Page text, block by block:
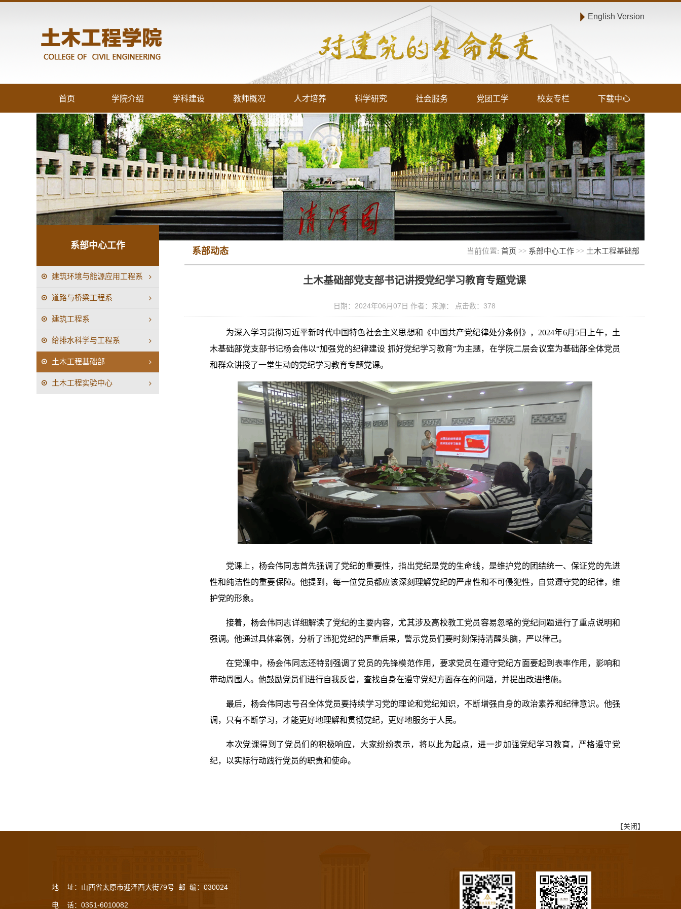
English Version
首页 学院介绍 学科建设 教师概况 人才培养 科学研究 社会服务 党团工学 校友专栏 下载中心
系部中心工作
建筑环境与能源应用工程系
道路与桥梁工程系
建筑工程系
给排水科学与工程系
土木工程基础部
土木工程实验中心
系部动态 当前位置: 首页 >> 系部中心工作 >> 土木工程基础部
土木基础部党支部书记讲授党纪学习教育专题党课
日期：2024年06月07日 作者：来源： 点击数： 378
为深入学习贯彻习近平新时代中国特色社会主义思想和《中国共产党纪律处分条例》，2024年6月5日上午，土
木基础部党支部书记杨会伟以“加强党的纪律建设 抓好党纪学习教育”为主题，在学院二层会议室为基础部全体党员
和群众讲授了一堂生动的党纪学习教育专题党课。
党课上，杨会伟同志首先强调了党纪的重要性，指出党纪是党的生命线，是维护党的团结统一、保证党的先进
性和纯洁性的重要保障。他提到，每一位党员都应该深刻理解党纪的严肃性和不可侵犯性，自觉遵守党的纪律，维
护党的形象。
接着，杨会伟同志详细解读了党纪的主要内容，尤其涉及高校教工党员容易忽略的党纪问题进行了重点说明和
强调。他通过具体案例，分析了违犯党纪的严重后果，警示党员们要时刻保持清醒头脑，严以律己。
在党课中，杨会伟同志还特别强调了党员的先锋模范作用，要求党员在遵守党纪方面要起到表率作用，影响和
带动周围人。他鼓励党员们进行自我反省，查找自身在遵守党纪方面存在的问题，并提出改进措施。
最后，杨会伟同志号召全体党员要持续学习党的理论和党纪知识，不断增强自身的政治素养和纪律意识。他强
调，只有不断学习，才能更好地理解和贯彻党纪，更好地服务于人民。
本次党课得到了党员们的积极响应，大家纷纷表示，将以此为起点，进一步加强党纪学习教育，严格遵守党
纪，以实际行动践行党员的职责和使命。
【关闭】
地 址：山西省太原市迎泽西大街79号 邮 编：030024
电 话：0351-6010082